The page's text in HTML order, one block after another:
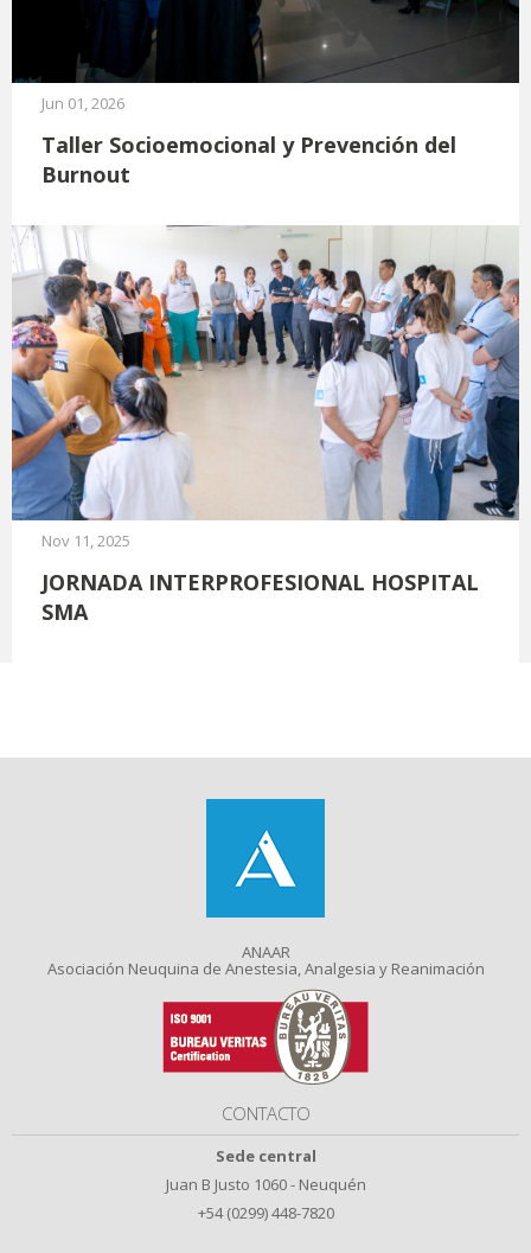
Jun 01, 2026
Taller Socioemocional y Prevención del
Burnout
Nov 11, 2025
JORNADA INTERPROFESIONAL HOSPITAL
SMA
ANAAR
Asociación Neuquina de Anestesia, Analgesia y Reanimación
CONTACTO
Sede central
Juan B Justo 1060 - Neuquén
+54 (0299) 448-7820